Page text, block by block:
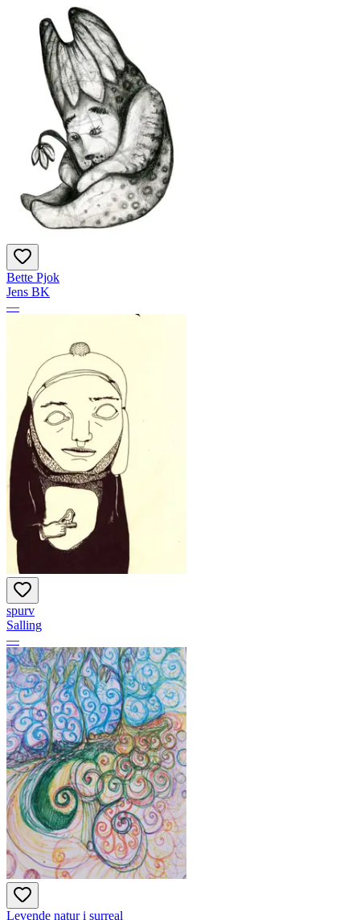
Bette Pjok
Jens BK
—
spurv
Salling
—
Levende natur i surreal